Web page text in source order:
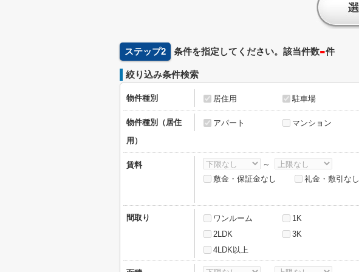
ステップ2 条件を指定してください。該当件数-件
絞り込み条件検索
物件種別 居住用 駐車場
物件種別（居住
用）
アパート マンション
賃料
～
敷金・保証金なし
礼金・敷引なし
間取り ワンルーム 1K
2LDK
3K
4LDK以上